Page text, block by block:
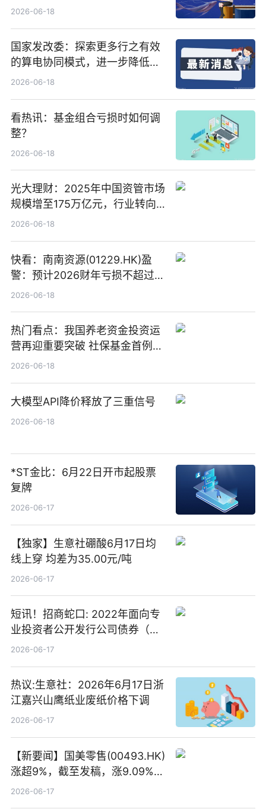
置、纯水冷却单元和特种换热器
2026-06-18
国家发改委：探索更多行之有效
的算电协同模式，进一步降低网
络传输时延_最资讯
2026-06-18
看热讯：基金组合亏损时如何调
整？
2026-06-18
光大理财：2025年中国资管市场
规模增至175万亿元，行业转向
“量质并重”
2026-06-18
快看：南南资源(01229.HK)盈
警：预计2026财年亏损不超过
1000万港元
2026-06-18
热门看点：我国养老资金投资运
营再迎重要突破 社保基金首例期
货账户完成开立
2026-06-18
大模型API降价释放了三重信号
2026-06-18
*ST金比：6月22日开市起股票
复牌
2026-06-17
【独家】生意社硼酸6月17日均
线上穿 均差为35.00元/吨
2026-06-17
短讯！招商蛇口: 2022年面向专
业投资者公开发行公司债券（第
二期）（品种二）2026年付息公
2026-06-17
热议:生意社：2026年6月17日浙
江嘉兴山鹰纸业废纸价格下调
2026-06-17
【新要闻】国美零售(00493.HK)
涨超9%，截至发稿，涨9.09%，
报0.012港元，成交额37.26万港
2026-06-17